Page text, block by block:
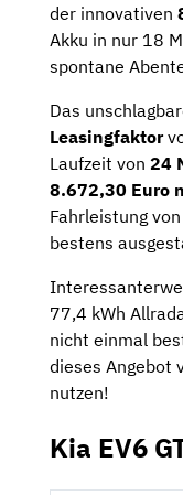
der innovativen
Akku in nur 18
spontane
Das
Leasingfaktor
Laufzeit von 24
8.672,30 Euro
Fahrleistung von
bestens
77,4 kWh
nicht einmal
dieses Angebot
nutzen!
Kia EV6